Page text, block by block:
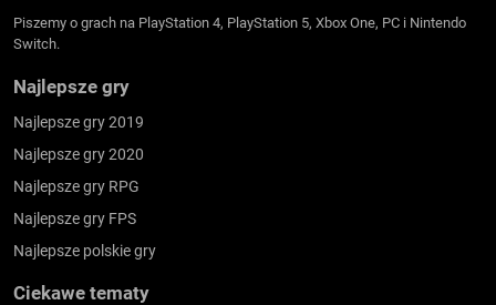
Piszemy o grach na PlayStation 4, PlayStation 5, Xbox One, PC i Nintendo
Switch.
Najlepsze gry
Najlepsze gry 2019
Najlepsze gry 2020
Najlepsze gry RPG
Najlepsze gry FPS
Najlepsze polskie gry
Ciekawe tematy